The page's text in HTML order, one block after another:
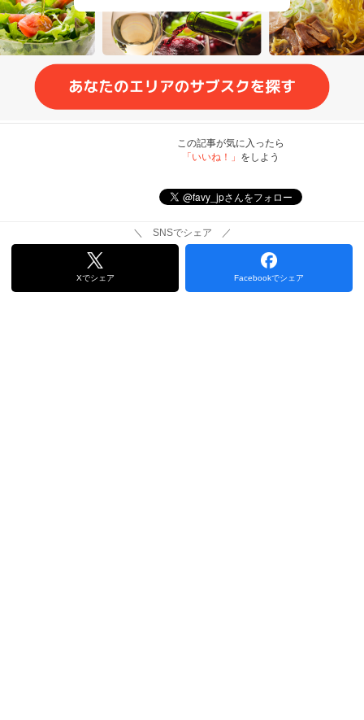
この記事が気に入ったら
「いいね！」 をしよう
＼ SNSでシェア ／
Xでシェア Facebookでシェア